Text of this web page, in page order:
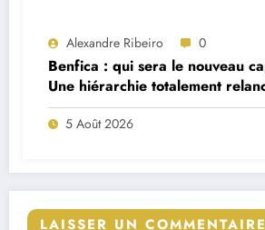
Alexandre Ribeiro 0
Benfica : qui sera le nouveau
Une hiérarchie totalement
deux départs majeurs
5 Août 2026
LAISSER UN COMMENTAIRE